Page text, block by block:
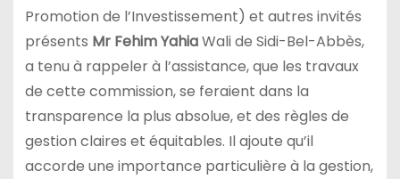
Promotion de l’Investissement) et autres invités
présents Mr Fehim YahiaWali de Sidi-Bel-Abbès,
a tenu à rappeler à l’assistance, que les travaux
de cette commission, se feraient dans la
transparence la plus absolue, et des règles de
gestion claires et équitables. Il ajoute qu’il
accorde une importance particulière à la gestion,